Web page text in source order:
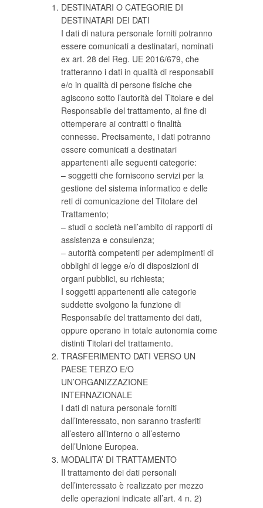
DESTINATARI O CATEGORIE DI
DESTINATARI DEI DATI
I dati di natura personale forniti potranno
essere comunicati a destinatari, nominati
ex art. 28 del Reg. UE 2016/679, che
tratteranno i dati in qualità di responsabili
e/o in qualità di persone fisiche che
agiscono sotto l’autorità del Titolare e del
Responsabile del trattamento, al fine di
ottemperare ai contratti o finalità
connesse. Precisamente, i dati potranno
essere comunicati a destinatari
appartenenti alle seguenti categorie:
– soggetti che forniscono servizi per la
gestione del sistema informatico e delle
reti di comunicazione del Titolare del
Trattamento;
– studi o società nell’ambito di rapporti di
assistenza e consulenza;
– autorità competenti per adempimenti di
obblighi di legge e/o di disposizioni di
organi pubblici, su richiesta;
I soggetti appartenenti alle categorie
suddette svolgono la funzione di
Responsabile del trattamento dei dati,
oppure operano in totale autonomia come
distinti Titolari del trattamento.
TRASFERIMENTO DATI VERSO UN
PAESE TERZO E/O
UN’ORGANIZZAZIONE
INTERNAZIONALE
I dati di natura personale forniti
dall’interessato, non saranno trasferiti
all’estero all’interno o all’esterno
dell’Unione Europea.
MODALITA’ DI TRATTAMENTO
Il trattamento dei dati personali
dell’interessato è realizzato per mezzo
delle operazioni indicate all’art. 4 n. 2)